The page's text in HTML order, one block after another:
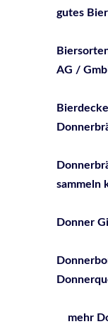
gutes Bier
AG /
sammeln
Donner
mehr